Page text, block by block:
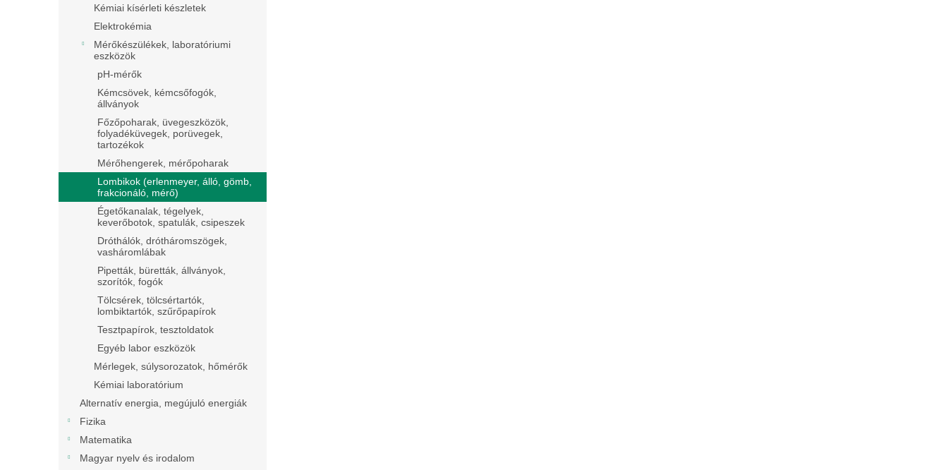
Kémiai kísérleti készletek
Elektrokémia
Mérőkészülékek, laboratóriumi
eszközök
pH-mérők
Kémcsövek, kémcsőfogók,
állványok
Főzőpoharak, üvegeszközök,
folyadéküvegek, porüvegek,
tartozékok
Mérőhengerek, mérőpoharak
Lombikok (erlenmeyer, álló, gömb,
frakcionáló, mérő)
Égetőkanalak, tégelyek,
keverőbotok, spatulák, csipeszek
Dróthálók, drótháromszögek,
vasháromlábak
Pipetták, büretták, állványok,
szorítók, fogók
Tölcsérek, tölcsértartók,
lombiktartók, szűrőpapírok
Tesztpapírok, tesztoldatok
Egyéb labor eszközök
Mérlegek, súlysorozatok, hőmérők
Kémiai laboratórium
Alternatív energia, megújuló energiák
Fizika
Matematika
Magyar nyelv és irodalom